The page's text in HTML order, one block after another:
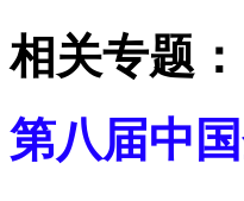
相关专题：
第八届中